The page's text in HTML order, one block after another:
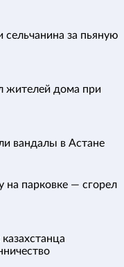
за пьяную
жителей дома при
вандалы в Астане
на парковке — сгорел